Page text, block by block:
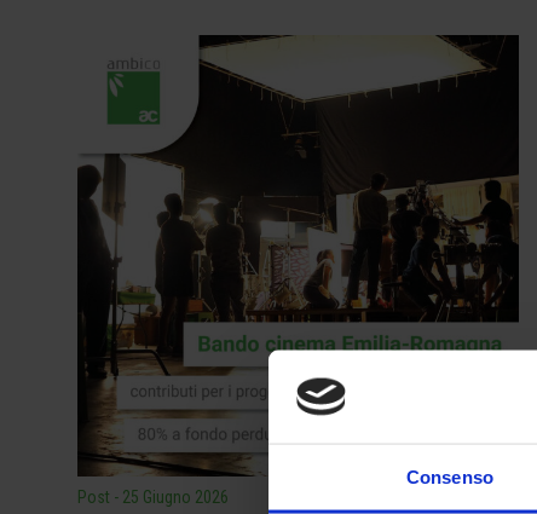
Consenso
Post - 25 Giugno 2026